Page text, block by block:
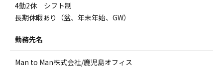
4勤2休 シフト制
長期休暇あり（盆、年末年始、GW）
勤務先名
Man to Man株式会社/鹿児島オフィス